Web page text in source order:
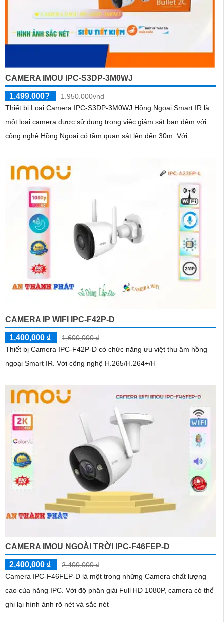
CAMERA IMOU IPC-S3DP-3M0WJ
1.499.000?
1.950.000vnd
Thiết bị Loại Camera IPC-S3DP-3M0WJ Hồng Ngoại Smart IR là
một loại camera được sử dụng trong việc giám sát ban đêm với
công nghệ Hồng Ngoại có tầm quan sát lên đến 30m. Với...
CAMERA IP WIFI IPC-F42P-D
1,400,000 ₫
1,600,000 ₫
Thiết bị Camera IPC-F42P-D có chức năng ưu việt thu âm hồng
ngoại Smart IR. Với công nghệ H.265/H.264+/H
CAMERA IMOU NGOÀI TRỜI IPC-F46FEP-D
2,400,000 ₫
2,400,000 ₫
Camera IPC-F46FEP-D là một trong những Camera chất lượng
cao của hãng IPC. Với độ phân giải Full HD 1080P, camera có thể
ghi lại hình ảnh rõ nét và sắc nét